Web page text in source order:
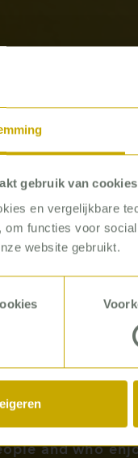
gebruik van cookies
en vergelijkbare
om functies voor
website gebruikt.
and who